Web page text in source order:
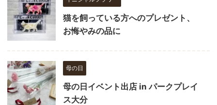
猫を飼っている方へのプレゼント、
お悔やみの品に
母の日
母の日イベント出店 in パークプレイ
ス大分